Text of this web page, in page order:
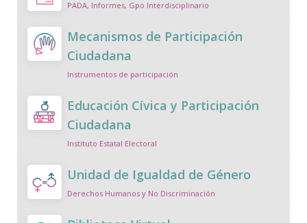
PADA, Informes, Gpo Interdisciplinario
Mecanismos de Participación
Ciudadana
Instrumentos de participación
Educación Cívica y Participación
Ciudadana
Instituto Estatal Electoral
Unidad de Igualdad de Género
Derechos Humanos y No Discriminación